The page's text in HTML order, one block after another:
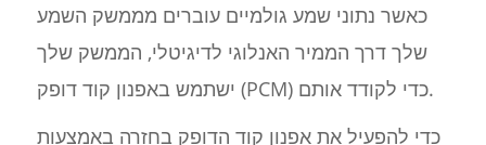
כאשר נתוני שמע גולמיים עוברים מממשק השמע
שלך דרך הממיר האנלוגי לדיגיטלי, הממשק שלך
ישתמש באפנון קוד דופק (PCM) כדי לקודד אותם.
כדי להפעיל את אפנון קוד הדופק בחזרה באמצעות